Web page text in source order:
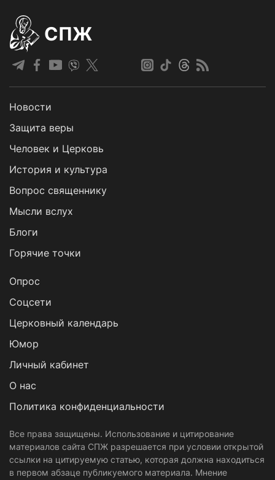
СПЖ
Новости
Защита веры
Человек и Церковь
История и культура
Вопрос священнику
Мысли вслух
Блоги
Горячие точки
Опрос
Cоцсети
Церковный календарь
Юмор
Личный кабинет
О нас
Политика конфиденциальности
Все права защищены. Использование и цитирование
материалов сайта СПЖ разрешается при условии открытой
ссылки на цитируемую статью, которая должна находиться
в первом абзаце публикуемого материала. Мнение